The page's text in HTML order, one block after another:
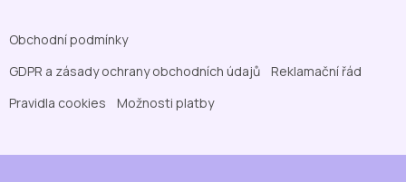
Obchodní podmínky
GDPR a zásady ochrany obchodních údajů
Reklamační řád
Pravidla cookies
Možnosti platby